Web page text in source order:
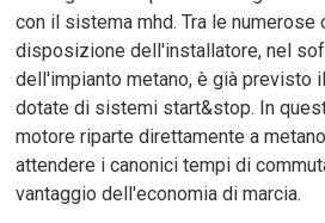
con il sistema mhd. Tra le
disposizione dell'installatore, nel
dell'impianto metano, è già previsto
dotate di sistemi start&stop. In
motore riparte direttamente a
attendere i canonici tempi di
vantaggio dell'economia di marcia.